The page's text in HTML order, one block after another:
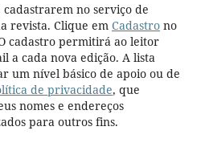
cadastrarem no serviço de
revista. Clique em Cadastrono
cadastro permitirá ao leitor
a cada nova edição. A lista
um nível básico de apoio ou de
de privacidade, que
nomes e endereços
para outros fins.